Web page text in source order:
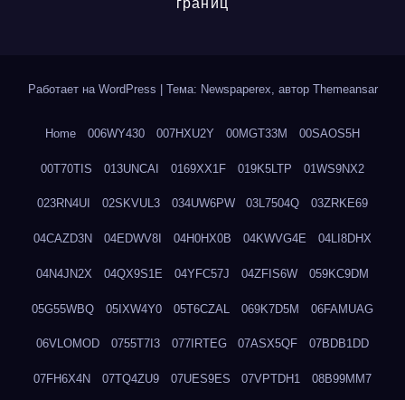
Работает на WordPress Тема: Newspaperex, автор Themeansar
Home 006WY430 007HXU2Y 00MGT33M 00SAOS5H
00T70TIS 013UNCAI 0169XX1F 019K5LTP 01WS9NX2
023RN4UI 02SKVUL3 034UW6PW 03L7504Q 03ZRKE69
04CAZD3N 04EDWV8I 04H0HX0B 04KWVG4E 04LI8DHX
04N4JN2X 04QX9S1E 04YFC57J 04ZFIS6W 059KC9DM
05G55WBQ 05IXW4Y0 05T6CZAL 069K7D5M 06FAMUAG
06VLOMOD 0755T7I3 077IRTEG 07ASX5QF 07BDB1DD
07FH6X4N 07TQ4ZU9 07UES9ES 07VPTDH1 08B99MM7